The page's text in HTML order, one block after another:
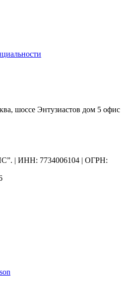
шоссе Энтузиастов дом 5 офис
| ИНН: 7734006104 | ОГРН: